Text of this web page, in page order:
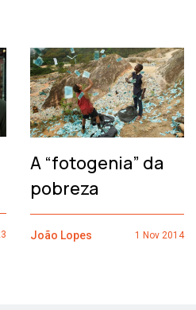
A “fotogenia” da
pobreza
João Lopes 1 Nov 2014